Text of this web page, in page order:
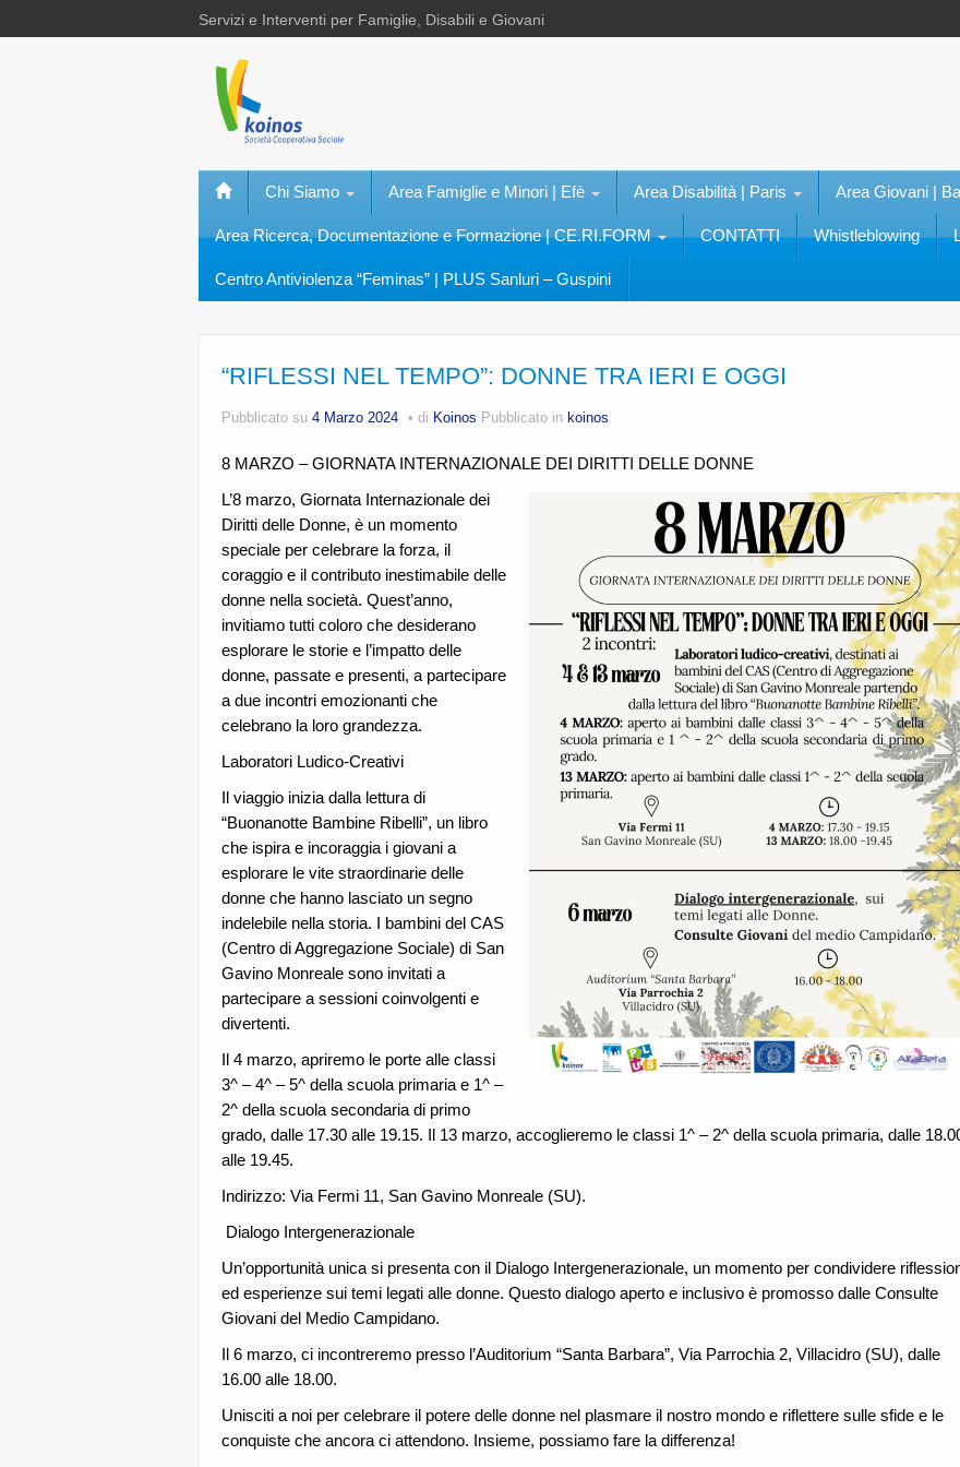
Servizi e Interventi per Famiglie, Disabili e Giovani
Chi Siamo Area Famiglie e Minori | Efè Area Disabilità | Paris Area Giovani |
Area Ricerca, Documentazione e Formazione | CE.RI.FORM CONTATTI Whistleblowing
Centro Antiviolenza “Feminas” | PLUS Sanluri – Guspini
“RIFLESSI NEL TEMPO”: DONNE TRA IERI E OGGI
Pubblicato su 4 Marzo 2024 di Koinos Pubblicato in koinos
8 MARZO – GIORNATA INTERNAZIONALE DEI DIRITTI DELLE DONNE
L’8 marzo, Giornata Internazionale dei
Diritti delle Donne, è un momento
speciale per celebrare la forza, il
coraggio e il contributo inestimabile delle
donne nella società. Quest’anno,
invitiamo tutti coloro che desiderano
esplorare le storie e l’impatto delle
donne, passate e presenti, a partecipare
a due incontri emozionanti che
celebrano la loro grandezza.
Laboratori Ludico-Creativi
Il viaggio inizia dalla lettura di
“Buonanotte Bambine Ribelli”, un libro
che ispira e incoraggia i giovani a
esplorare le vite straordinarie delle
donne che hanno lasciato un segno
indelebile nella storia. I bambini del CAS
(Centro di Aggregazione Sociale) di San
Gavino Monreale sono invitati a
partecipare a sessioni coinvolgenti e
divertenti.
Il 4 marzo, apriremo le porte alle classi
3^ – 4^ – 5^ della scuola primaria e 1^ –
2^ della scuola secondaria di primo
grado, dalle 17.30 alle 19.15. Il 13 marzo, accoglieremo le classi 1^ – 2^ della scuola primaria, dalle
alle 19.45.
Indirizzo: Via Fermi 11, San Gavino Monreale (SU).
️ Dialogo Intergenerazionale
Un’opportunità unica si presenta con il Dialogo Intergenerazionale, un momento per condividere
ed esperienze sui temi legati alle donne. Questo dialogo aperto e inclusivo è promosso dalle Consulte
Giovani del Medio Campidano.
Il 6 marzo, ci incontreremo presso l’Auditorium “Santa Barbara”, Via Parrochia 2, Villacidro (SU), dalle
16.00 alle 18.00.
Unisciti a noi per celebrare il potere delle donne nel plasmare il nostro mondo e riflettere sulle sfide e le
conquiste che ancora ci attendono. Insieme, possiamo fare la differenza!